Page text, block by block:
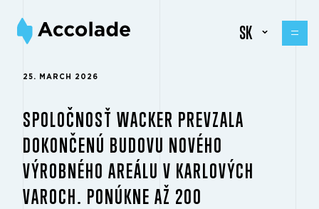
SK
25. MARCH 2026
SPOLOČNOSŤ WACKER PREVZALA
DOKONČENÚ BUDOVU NOVÉHO
VÝROBNÉHO AREÁLU V KARLOVÝCH
VAROCH. PONÚKNE AŽ 200